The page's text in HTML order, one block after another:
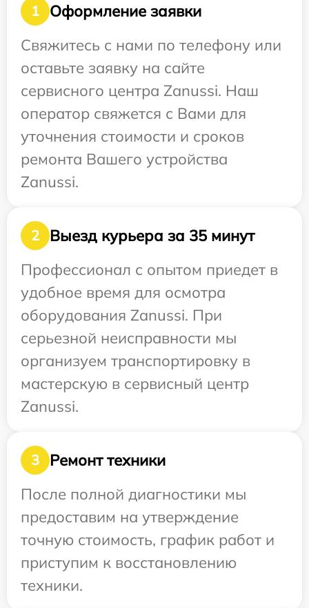
1
Оформление заявки
Свяжитесь с нами по телефону или
оставьте заявку на сайте
сервисного центра Zanussi. Наш
оператор свяжется с Вами для
уточнения стоимости и сроков
ремонта Вашего устройства
Zanussi.
2
Выезд курьера за 35 минут
Профессионал с опытом приедет в
удобное время для осмотра
оборудования Zanussi. При
серьезной неисправности мы
организуем транспортировку в
мастерскую в сервисный центр
Zanussi.
3
Ремонт техники
После полной диагностики мы
предоставим на утверждение
точную стоимость, график работ и
приступим к восстановлению
техники.